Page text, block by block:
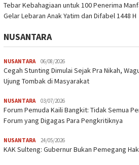
Tebar Kebahagiaan untuk 100 Penerima
Gelar Lebaran Anak Yatim dan Difabel 1448 H
NUSANTARA
NUSANTARA 06/08/2026
Cegah Stunting Dimulai Sejak Pra Nikah,
Ujung Tombak di Masyarakat
NUSANTARA 03/07/2026
Forum Pemuda Kaili Bangkit: Tidak Semua
Forum yang Digagas Para Pengkritiknya
NUSANTARA 24/05/2026
KAK Sulteng: Gubernur Bukan Pemegang